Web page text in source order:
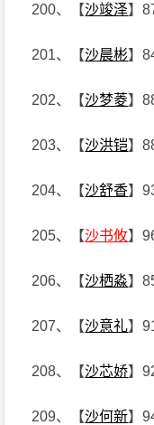
200、【沙竣泽】
201、【沙晨彬】
202、【沙梦菱】
203、【沙洪铠】
204、【沙舒香】
205、【沙书攸】
206、【沙栖淼】
207、【沙意礼】
208、【沙芯娇】
209、【沙何新】